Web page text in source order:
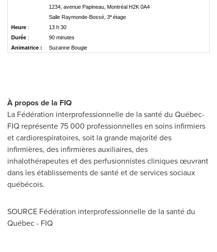
1234, avenue Papineau, Montréal H2K 0A4
Salle Raymonde-Bossé, 3e étage
Heure :
13 h 30
Durée :
90 minutes
Animatrice :
Suzanne Bougie
À propos de la FIQ
La Fédération interprofessionnelle de la santé du Québec-
FIQ représente 75 000 professionnelles en soins infirmiers
et cardiorespiratoires, soit la grande majorité des
infirmières, des infirmières auxiliaires, des
inhalothérapeutes et des perfusionnistes cliniques œuvrant
dans les établissements de santé et de services sociaux
québécois.
SOURCE Fédération interprofessionnelle de la santé du
Québec - FIQ